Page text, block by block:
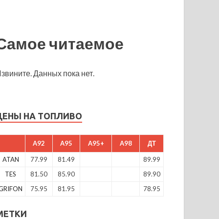
читаемое
Данных пока нет.
НА ТОПЛИВО
A92 A95 A95+ A98 ДТ
ATAN 77.99 81.49
89.99
TES
81.50 85.90
89.90
75.95 81.95 78.95